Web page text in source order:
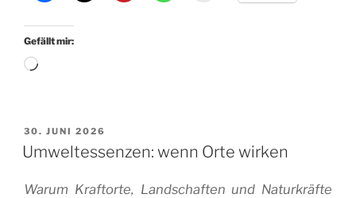
Gefällt mir:
Wird
VERÖFFENTLICHT
AM
30. JUNI 2026
Umweltessenzen: wenn Orte wirken
Warum Kraftorte, Landschaften und Naturkräfte